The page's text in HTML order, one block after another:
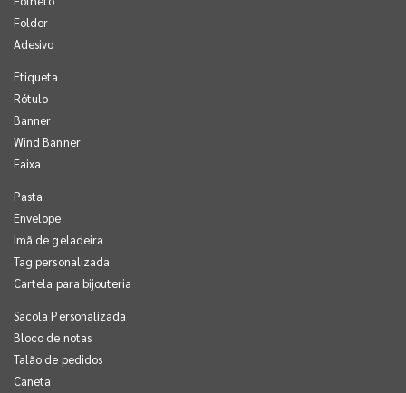
Folder
Adesivo
Etiqueta
Rótulo
Banner
Wind Banner
Faixa
Pasta
Envelope
Imã de geladeira
Tag personalizada
Cartela para bijouteria
Sacola Personalizada
Bloco de notas
Talão de pedidos
Caneta